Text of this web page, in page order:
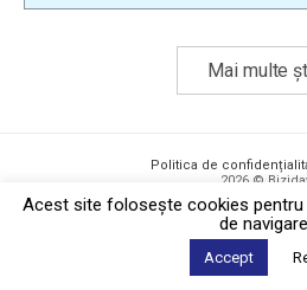
Mai multe
Politica de
2026 ©
Acest site foloseşte cookies pentru
de
Accept